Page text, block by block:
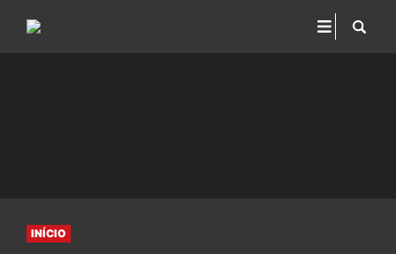
INÍCIO